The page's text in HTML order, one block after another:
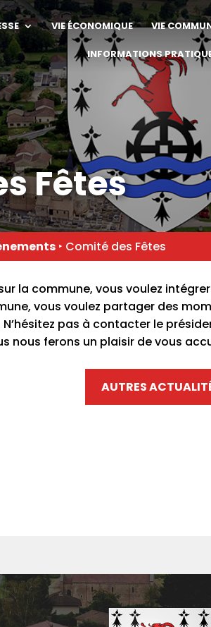
VIE ÉCONOMIQUE VIE
INFORMATIONS
Fêtes
‣ Comité des Fêtes
la commune, vous voulez
vous voulez partager des
pas à contacter le
nous ferons un plaisir de vous
AUTRES